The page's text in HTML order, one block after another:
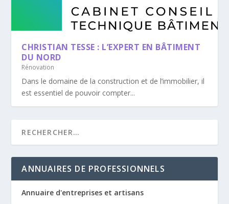
CHRISTIAN TESSE : L’EXPERT EN BÂTIMENT
DU NORD
Rénovation
Dans le domaine de la construction et de l’immobilier, il
est essentiel de pouvoir compter...
ANNUAIRES DE PROFESSIONNELS
Annuaire d'entreprises et artisans